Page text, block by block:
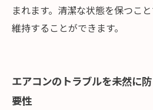
まれます。清潔な状態を保つこ
維持することができます。
エアコンのトラブルを未然に
要性